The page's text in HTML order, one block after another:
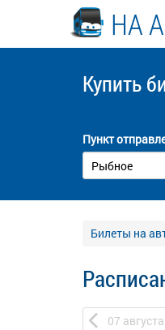
НА
Купить
Пункт
Билеты на
07 августа